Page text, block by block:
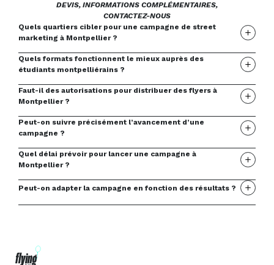
DEVIS, INFORMATIONS COMPLÉMENTAIRES,
CONTACTEZ-NOUS
Quels quartiers cibler pour une campagne de street
marketing à Montpellier ?
Quels formats fonctionnent le mieux auprès des
étudiants montpelliérains ?
Faut-il des autorisations pour distribuer des flyers à
Montpellier ?
Peut-on suivre précisément l’avancement d’une
campagne ?
Quel délai prévoir pour lancer une campagne à
Montpellier ?
Peut-on adapter la campagne en fonction des résultats ?